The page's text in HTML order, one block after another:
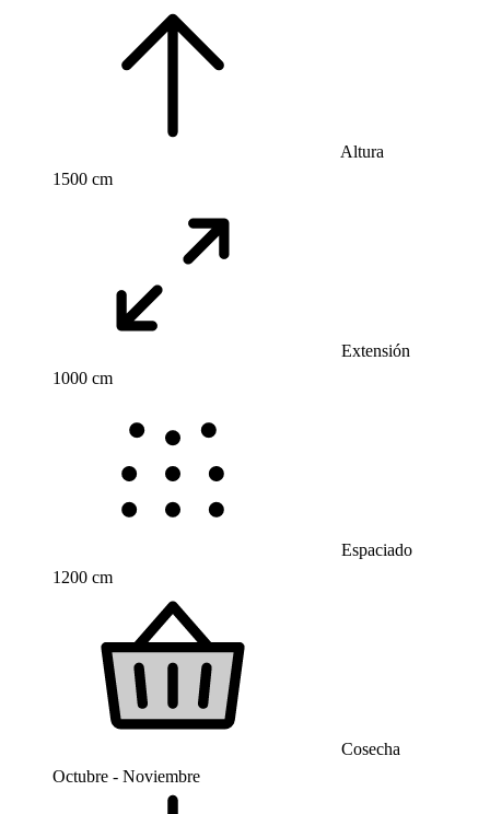
Altura
1500 cm
Extensión
1000 cm
Espaciado
1200 cm
Cosecha
Octubre - Noviembre